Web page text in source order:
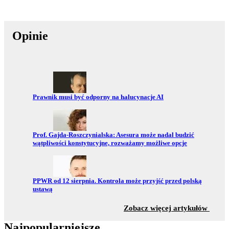
Opinie
Przejdź do:
Prawnik musi być odporny na halucynacje AI
Przejdź do:
Prof. Gajda-Roszczynialska: Asesura może nadal budzić
wątpliwości konstytucyjne, rozważamy możliwe opcje
Przejdź do:
PPWR od 12 sierpnia. Kontrola może przyjść przed polską
ustawą
Zobacz więcej artykułów